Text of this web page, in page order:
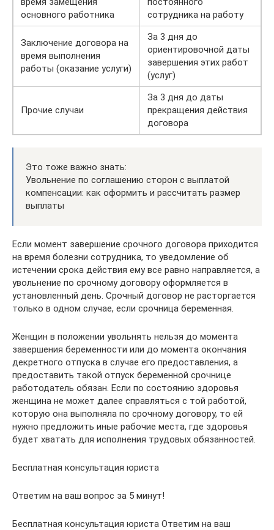
основного работника
сотрудника на работу
Заключение договора на
время выполнения
работы (оказание услуги)
За 3 дня до
ориентировочной даты
завершения этих работ
(услуг)
Прочие случаи
За 3 дня до даты
прекращения действия
договора
Это тоже важно знать:
Увольнение по соглашению сторон с выплатой
компенсации: как оформить и рассчитать размер
выплаты
Если момент завершение срочного договора приходится
на время болезни сотрудника, то уведомление об
истечении срока действия ему все равно направляется, а
увольнение по срочному договору оформляется в
установленный день. Срочный договор не расторгается
только в одном случае, если срочница беременная.
Женщин в положении увольнять нельзя до момента
завершения беременности или до момента окончания
декретного отпуска в случае его предоставления, а
предоставить такой отпуск беременной срочнице
работодатель обязан. Если по состоянию здоровья
женщина не может далее справляться с той работой,
которую она выполняла по срочному договору, то ей
нужно предложить иные рабочие места, где здоровья
будет хватать для исполнения трудовых обязанностей.
Бесплатная консультация юриста
Ответим на ваш вопрос за 5 минут!
Бесплатная консультация юриста Ответим на ваш